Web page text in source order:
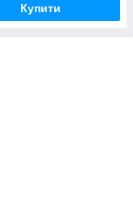
Купити